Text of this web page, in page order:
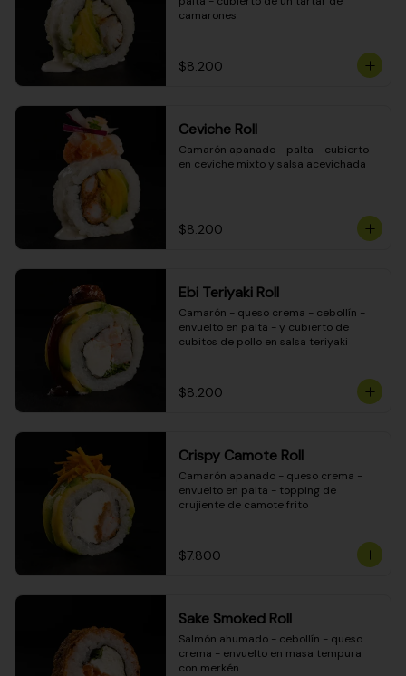
camarones
$8.200
Ceviche Roll
Camarón apanado - palta - cubierto
en ceviche mixto y salsa acevichada
$8.200
Ebi Teriyaki Roll
Camarón - queso crema - cebollín -
envuelto en palta - y cubierto de
cubitos de pollo en salsa teriyaki
$8.200
Crispy Camote Roll
Camarón apanado - queso crema -
envuelto en palta - topping de
crujiente de camote frito
$7.800
Sake Smoked Roll
Salmón ahumado - cebollín - queso
crema - envuelto en masa tempura
con merkén